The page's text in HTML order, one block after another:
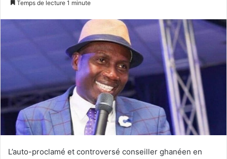
Temps de lecture 1 minute
L’auto-proclamé et controversé conseiller ghanéen en